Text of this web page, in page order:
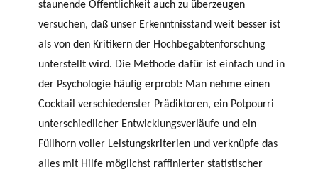
staunende Öffentlichkeit auch zu überzeugen
versuchen, daß unser Erkenntnisstand weit besser ist
als von den Kritikern der Hochbegabtenforschung
unterstellt wird. Die Methode dafür ist einfach und in
der Psychologie häufig erprobt: Man nehme einen
Cocktail verschie­denster Prädiktoren, ein Potpourri
unterschiedlicher Entwicklungsverläufe und ein
Füllhorn voller Leistungskriterien und verknüpfe das
alles mit Hilfe möglichst raffinierter statistischer